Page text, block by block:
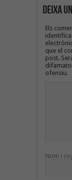
Deixa
Els
que el
post.
ofensiu.
Nom i